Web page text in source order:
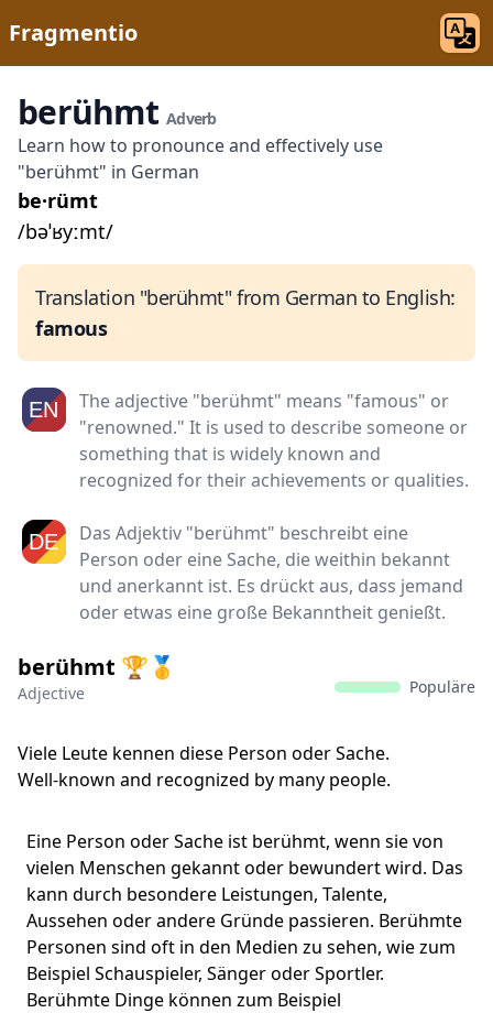
Fragmentio
berühmt Adverb
Learn how to pronounce and effectively use
"berühmt" in German
be·rümt
/bəˈʁyːmt/
Translation "berühmt" from German to English:
famous
The adjective "berühmt" means "famous" or
"renowned." It is used to describe someone or
something that is widely known and
recognized for their achievements or qualities.
Das Adjektiv "berühmt" beschreibt eine
Person oder eine Sache, die weithin bekannt
und anerkannt ist. Es drückt aus, dass jemand
oder etwas eine große Bekanntheit genießt.
berühmt 🏆🥇
Adjective Populäre
Viele Leute kennen diese Person oder Sache.
Well-known and recognized by many people.
Eine Person oder Sache ist berühmt, wenn sie von
vielen Menschen gekannt oder bewundert wird. Das
kann durch besondere Leistungen, Talente,
Aussehen oder andere Gründe passieren. Berühmte
Personen sind oft in den Medien zu sehen, wie zum
Beispiel Schauspieler, Sänger oder Sportler.
Berühmte Dinge können zum Beispiel